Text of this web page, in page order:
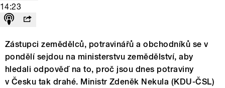
14:23
Zástupci zemědělců, potravinářů a obchodníků se v
pondělí sejdou na ministerstvu zemědělství, aby
hledali odpověď na to, proč jsou dnes potraviny
v Česku tak drahé. Ministr Zdeněk Nekula (KDU-ČSL)